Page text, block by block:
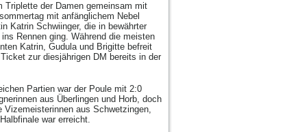
der Damen gemeinsam mit
mit anfänglichem Nebel
Katrin Schwiinger, die in bewährter
Rennen ging. Während die meisten
Katrin, Gudula und Brigitte befreit
zur diesjährigen DM bereits in der
Partien war der Poule mit 2:0
aus Überlingen und Horb, doch
aus Schwetzingen,
war erreicht.